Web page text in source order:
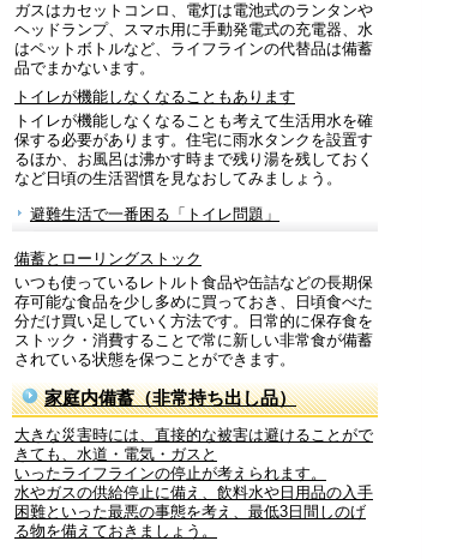
ガスはカセットコンロ、電灯は電池式のランタンや
ヘッドランプ、スマホ用に手動発電式の充電器、水
はペットボトルなど、ライフラインの代替品は備蓄
品でまかないます。
トイレが機能しなくなることもあります
トイレが機能しなくなることも考えて生活用水を確
保する必要があります。住宅に雨水タンクを設置す
るほか、お風呂は沸かす時まで残り湯を残しておく
など日頃の生活習慣を見なおしてみましょう。
避難生活で一番困る「トイレ問題」
備蓄とローリングストック
いつも使っているレトルト食品や缶詰などの長期保
存可能な食品を少し多めに買っておき、日頃食べた
分だけ買い足していく方法です。日常的に保存食を
ストック・消費することで常に新しい非常食が備蓄
されている状態を保つことができます。
家庭内備蓄（非常持ち出し品）
大きな災害時には、直接的な被害は避けることがで
きても、水道・電気・ガスと
いったライフラインの停止が考えられます。
水やガスの供給停止に備え、飲料水や日用品の入手
困難といった最悪の事態を考え、最低3日間しのげ
る物を備えておきましょう。